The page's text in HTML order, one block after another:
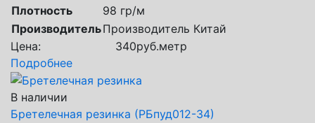
Плотность
98 гр/м
ПроизводительПроизводитель Китай
Цена:
340руб.метр
Подробнее
В наличии
Бретелечная резинка (РБпуд012-34)